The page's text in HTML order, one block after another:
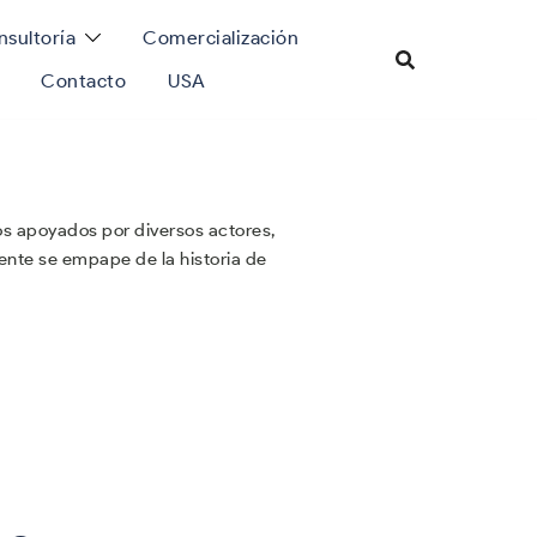
Comercialización
Contacto
USA
apoyados por diversos actores,
se empape de la historia de